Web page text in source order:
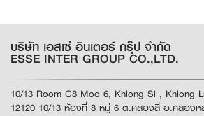
บริษัท เอสเซ่ อินเตอร์ กรุ๊ป จำกัด
ESSE INTER GROUP CO.,LTD.
10/13 Room C8 Moo 6, Khlong Si , Khlong
12120 10/13 ห้องที่ 8 หมู่ 6 ต.คลองสี่ อ.คลองห